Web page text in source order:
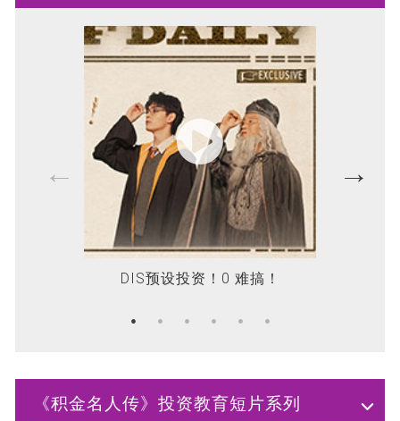
DIS预设投资！0 难搞！
《积金名人传》投资教育短片系列